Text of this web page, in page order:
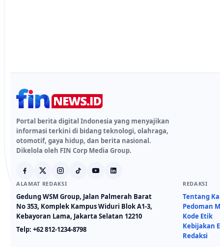
Portal berita digital Indonesia yang menyajikan
informasi terkini di bidang teknologi, olahraga,
otomotif, gaya hidup, dan berita nasional.
Dikelola oleh FIN Corp Media Group.
ALAMAT REDAKSI
Gedung WSM Group, Jalan Palmerah Barat
No 353, Komplek Kampus Widuri Blok A1-3,
Kebayoran Lama, Jakarta Selatan 12210
Telp: +62 812-1234-8798
REDAKSI
Tentang
Pedoman
Kode Etik
Kebijakan
Redaksi